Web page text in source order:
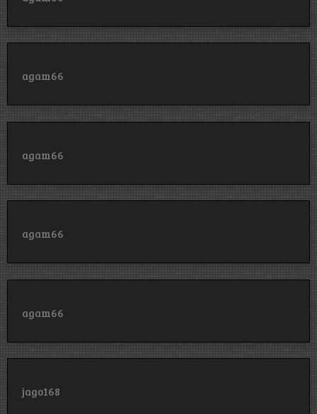
agam66
agam66
agam66
agam66
jago168